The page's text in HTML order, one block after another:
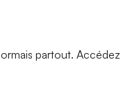
partout. Accédez